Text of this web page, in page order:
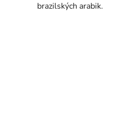
brazilských arabik.